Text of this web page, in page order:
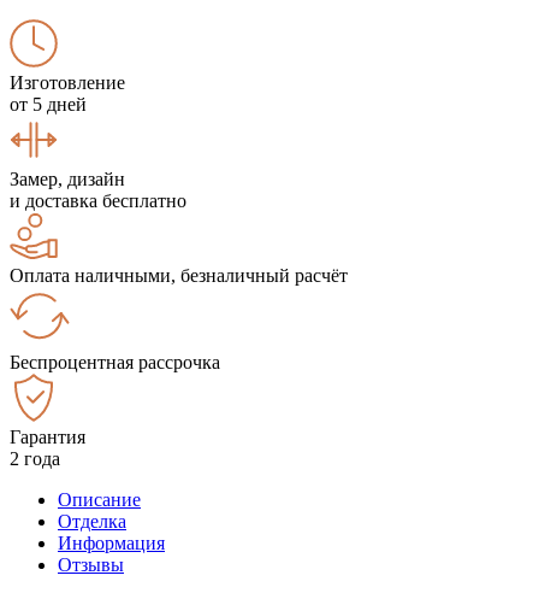
Изготовление
от 5 дней
Замер, дизайн
и доставка бесплатно
Оплата наличными, безналичный расчёт
Беспроцентная рассрочка
Гарантия
2 года
Описание
Отделка
Информация
Отзывы